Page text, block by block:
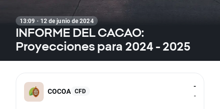
13:09 · 12 de junio de 2024
INFORME DEL CACAO:
Proyecciones para 2024 - 2025
COCOA CFD
-
-